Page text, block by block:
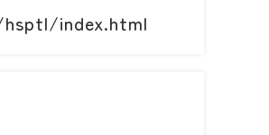
index.html